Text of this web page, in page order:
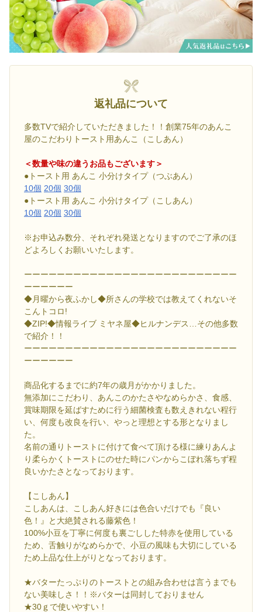
返礼品について
多数TVで紹介していただきました！！創業75年のあんこ
屋のこだわりトースト用あんこ（こしあん）
＜数量や味の違うお品もございます＞
●トースト用 あんこ 小分けタイプ（つぶあん）
10個 20個 30個
●トースト用 あんこ 小分けタイプ（こしあん）
10個 20個 30個
※お申込み数分、それぞれ発送となりますのでご了承のほ
どよろしくお願いいたします。
ーーーーーーーーーーーーーーーーーーーーーーーーーー
ーーーーーー
◆月曜から夜ふかし◆所さんの学校では教えてくれないそ
こんトコロ!
◆ZIP!◆情報ライブ ミヤネ屋◆ヒルナンデス…その他多数
で紹介！！
ーーーーーーーーーーーーーーーーーーーーーーーーーー
ーーーーーー
商品化するまでに約7年の歳月がかかりました。
無添加にこだわり、あんこのかたさやなめらかさ、食感、
賞味期限を延ばすために行う細菌検査も数えきれない程行
い、何度も改良を行い、やっと理想とする形となりまし
た。
名前の通りトーストに付けて食べて頂ける様に練りあんよ
り柔らかくトーストにのせた時にパンからこぼれ落ちず程
良いかたさとなっております。
【こしあん】
こしあんは、こしあん好きには色合いだけでも『良い
色！』と大絶賛される藤紫色！
100%小豆を丁寧に何度も裏ごしした特赤を使用している
ため、舌触りがなめらかで、小豆の風味も大切にしている
ため上品な仕上がりとなっております。
★バターたっぷりのトーストとの組み合わせは言うまでも
ない美味しさ！！※バターは同封しておりません
★30ｇで使いやすい！